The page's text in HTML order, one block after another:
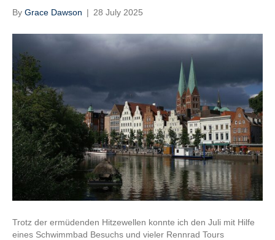
By Grace Dawson | 28 July 2025
Trotz der ermüdenden Hitzewellen konnte ich den Juli mit Hilfe
eines Schwimmbad Besuchs und vieler Rennrad Tours